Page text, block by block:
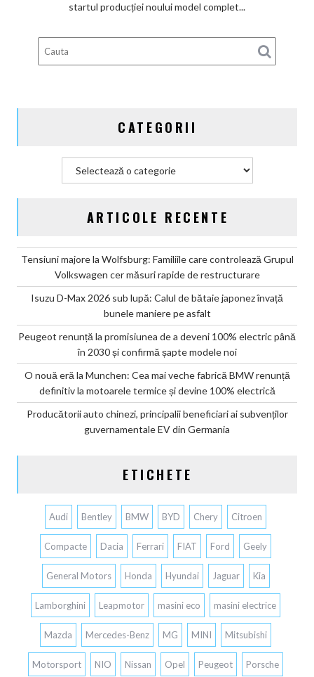
BMW
renunță
devine
startul producției noului model complet...
CATEGORII
ARTICOLE RECENTE
Tensiuni majore la Wolfsburg: Familiile care controlează Grupul
Volkswagen cer măsuri rapide de restructurare
Isuzu D-Max 2026 sub lupă: Calul de bătaie japonez învață
bunele maniere pe asfalt
Peugeot renunță la promisiunea de a deveni 100% electric până
în 2030 și confirmă șapte modele noi
O nouă eră la Munchen: Cea mai veche fabrică BMW renunță
definitiv la motoarele termice și devine 100% electrică
Producătorii auto chinezi, principalii beneficiari ai subvenților
guvernamentale EV din Germania
ETICHETE
Audi Bentley BMW BYD Chery Citroen
Compacte Dacia Ferrari FIAT Ford Geely
General Motors Honda Hyundai Jaguar Kia
Lamborghini Leapmotor masini eco masini electrice
Mazda Mercedes-Benz MG MINI Mitsubishi
Motorsport NIO Nissan Opel Peugeot Porsche